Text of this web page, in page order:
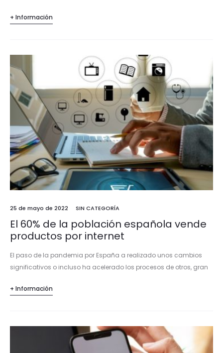
+ Información
25 de mayo de 2022 SIN CATEGORÍA
El 60% de la población española vende
productos por internet
El paso de la pandemia por España a realizado unos cambios
significativos o incluso ha acelerado los procesos de otros, gran
+ Información